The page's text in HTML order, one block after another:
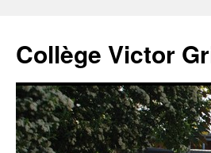
contenu
Collège Victor